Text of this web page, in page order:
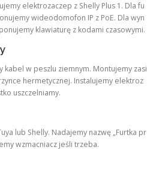
elektrozaczep z Shelly Plus 1. Dla fu
wideodomofon IP z PoE. Dla wyn
klawiaturę z kodami czasowymi.
w peszlu ziemnym. Montujemy zasi
hermetycznej. Instalujemy elektroz
uszczelniamy.
lub Shelly. Nadajemy nazwę „Furtka pr
wzmacniacz jeśli trzeba.